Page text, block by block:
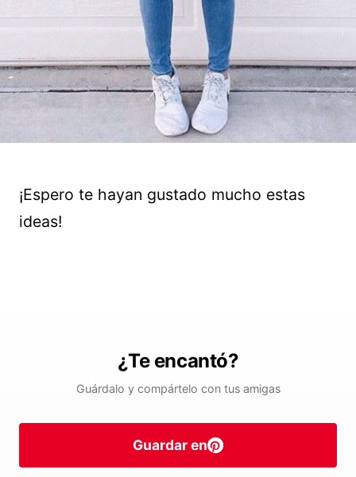
¡Espero te hayan gustado mucho estas
ideas!
¿Te encantó?
Guárdalo y compártelo con tus amigas
Guardar en